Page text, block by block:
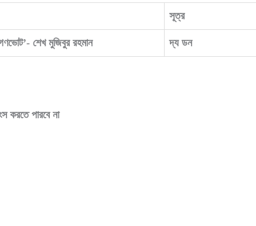
সূত্র
শেখ মুজিবুর রহমান দ্য ডন
করতে পারবে না